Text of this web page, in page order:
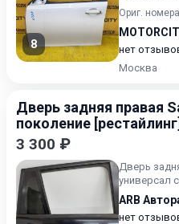
8
фото\n—
Ориг. номера
нет
Москва
Дверь задняя правая
поколение
3 300 ₽
Дверь
универсал
ARB
нет